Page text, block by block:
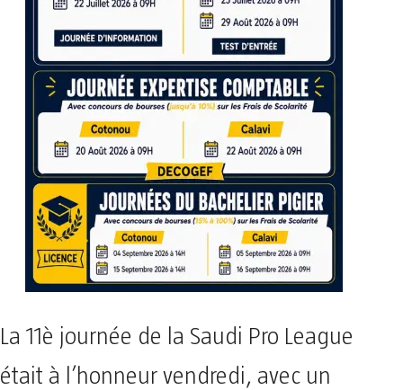
La 11è journée de la Saudi Pro League
était à l’honneur vendredi, avec un